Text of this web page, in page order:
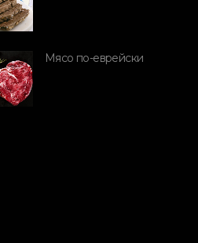
Мясо по-еврейски
Mangalitsa